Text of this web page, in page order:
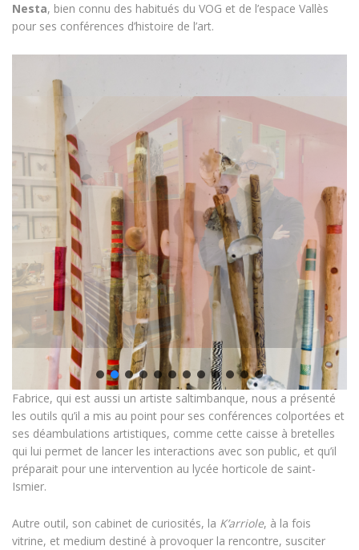
Nesta, bien connu des habitués du VOG et de l’espace Vallès
pour ses conférences d’histoire de l’art.
Fabrice, qui est aussi un artiste saltimbanque, nous a présenté
les outils qu’il a mis au point pour ses conférences colportées et
ses déambulations artistiques, comme cette caisse à bretelles
qui lui permet de lancer les interactions avec son public, et qu’il
préparait pour une intervention au lycée horticole de saint-
Ismier.
Autre outil, son cabinet de curiosités, la K’arriole, à la fois
vitrine, et medium destiné à provoquer la rencontre, susciter